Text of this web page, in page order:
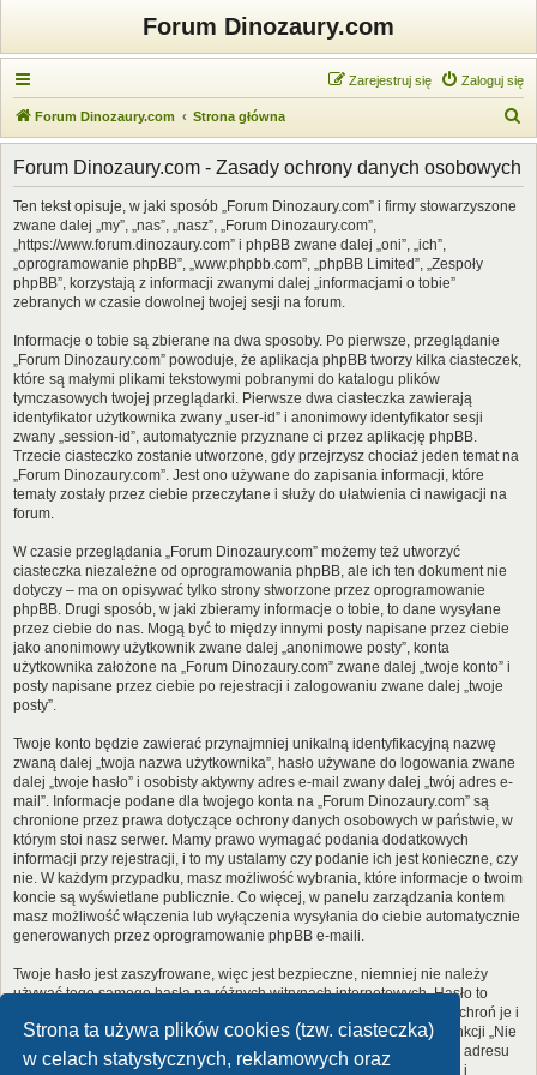
Strona ta używa plików cookies (tzw. ciasteczka)
w celach statystycznych, reklamowych oraz
Forum Dinozaury.com
Zaloguj się
Zarejestruj się
Forum Dinozaury.com Strona główna
z
Forum Dinozaury.com - Zasady ochrony danych osobowych
Ten tekst opisuje, w jaki sposób „Forum Dinozaury.com” i firmy stowarzyszone
zwane dalej „my”, „nas”, „nasz”, „Forum Dinozaury.com”,
„https://www.forum.dinozaury.com” i phpBB zwane dalej „oni”, „ich”,
„oprogramowanie phpBB”, „www.phpbb.com”, „phpBB Limited”, „Zespoły
phpBB”, korzystają z informacji zwanymi dalej „informacjami o tobie”
zebranych w czasie dowolnej twojej sesji na forum.
Informacje o tobie są zbierane na dwa sposoby. Po pierwsze, przeglądanie
„Forum Dinozaury.com” powoduje, że aplikacja phpBB tworzy kilka ciasteczek,
które są małymi plikami tekstowymi pobranymi do katalogu plików
tymczasowych twojej przeglądarki. Pierwsze dwa ciasteczka zawierają
identyfikator użytkownika zwany „user-id” i anonimowy identyfikator sesji
zwany „session-id”, automatycznie przyznane ci przez aplikację phpBB.
Trzecie ciasteczko zostanie utworzone, gdy przejrzysz chociaż jeden temat na
„Forum Dinozaury.com”. Jest ono używane do zapisania informacji, które
tematy zostały przez ciebie przeczytane i służy do ułatwienia ci nawigacji na
forum.
W czasie przeglądania „Forum Dinozaury.com” możemy też utworzyć
ciasteczka niezależne od oprogramowania phpBB, ale ich ten dokument nie
dotyczy – ma on opisywać tylko strony stworzone przez oprogramowanie
phpBB. Drugi sposób, w jaki zbieramy informacje o tobie, to dane wysyłane
przez ciebie do nas. Mogą być to między innymi posty napisane przez ciebie
jako anonimowy użytkownik zwane dalej „anonimowe posty”, konta
użytkownika założone na „Forum Dinozaury.com” zwane dalej „twoje konto” i
posty napisane przez ciebie po rejestracji i zalogowaniu zwane dalej „twoje
posty”.
Twoje konto będzie zawierać przynajmniej unikalną identyfikacyjną nazwę
zwaną dalej „twoja nazwa użytkownika”, hasło używane do logowania zwane
dalej „twoje hasło” i osobisty aktywny adres e-mail zwany dalej „twój adres e-
mail”. Informacje podane dla twojego konta na „Forum Dinozaury.com” są
chronione przez prawa dotyczące ochrony danych osobowych w państwie, w
którym stoi nasz serwer. Mamy prawo wymagać podania dodatkowych
informacji przy rejestracji, i to my ustalamy czy podanie ich jest konieczne, czy
nie. W każdym przypadku, masz możliwość wybrania, które informacje o twoim
koncie są wyświetlane publicznie. Co więcej, w panelu zarządzania kontem
masz możliwość włączenia lub wyłączenia wysyłania do ciebie automatycznie
generowanych przez oprogramowanie phpBB e-maili.
Twoje hasło jest zaszyfrowane, więc jest bezpieczne, niemniej nie należy
używać tego samego hasła na różnych witrynach internetowych. Hasło to
umożliwia dostęp do twojego konta na „Forum Dinozaury.com”, więc chroń je i
w żadnym wypadku nie podawajnikomu. Jeśli je zapomnisz, użyj funkcji „Nie
pamiętam hasła”. Witryna poprosi cię o podanie nazwy użytkownika i adresu
e-mail. Po podaniu tych danych zostanie wygenerowane nowe hasło i